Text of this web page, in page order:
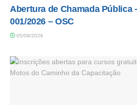
Abertura de Chamada Pública
001/2026 – OSC
05/08/2026